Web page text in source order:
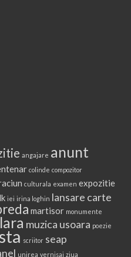
angajare anunt
colinde compozitor
culturala examen expozitie
iei irina loghin lansare carte
martisor monumente
muzica usoara poezie
scriitor seap
unirea vernisaj ziua